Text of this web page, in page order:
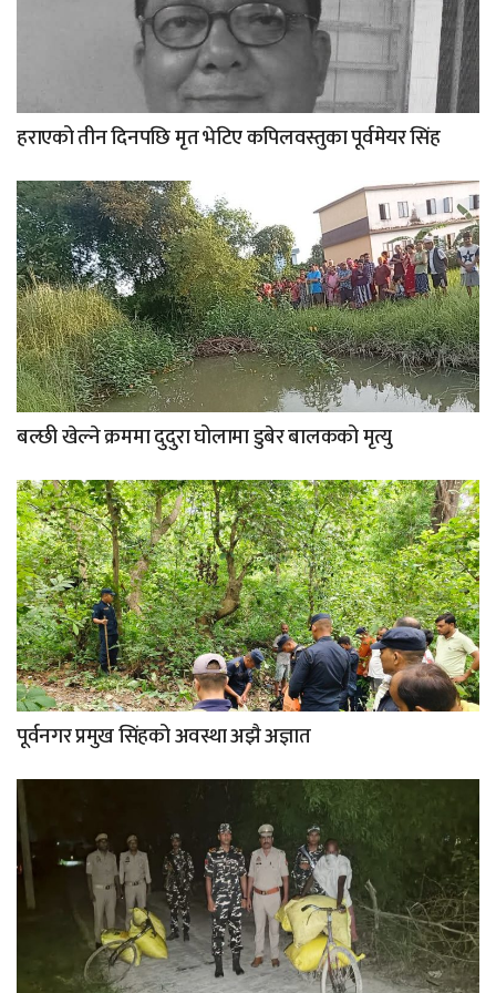
हराएको तीन दिनपछि मृत भेटिए कपिलवस्तुका पूर्वमेयर सिंह
बल्छी खेल्ने क्रममा दुदुरा घोलामा डुबेर बालकको मृत्यु
पूर्वनगर प्रमुख सिंहको अवस्था अझै अज्ञात